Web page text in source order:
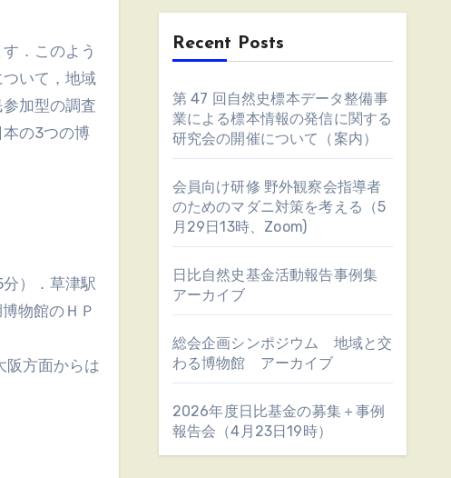
．このよう
いて，地域
加型の調査
の3つの博
）．草津駅
物館のＨＰ
阪方面からは
Recent Posts
第 47 回自然史標本データ整備事
業による標本情報の発信に関する
研究会の開催について（案内）
会員向け研修 野外観察会指導者
のためのマダニ対策を考える（5
月29日13時、Zoom)
日比自然史基金活動報告事例集
アーカイブ
総会企画シンポジウム 地域と交
わる博物館 アーカイブ
2026年度日比基金の募集＋事例
報告会（4月23日19時）